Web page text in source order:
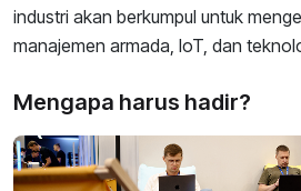
industri akan berkumpul untuk
manajemen armada, IoT, dan
Mengapa harus hadir?